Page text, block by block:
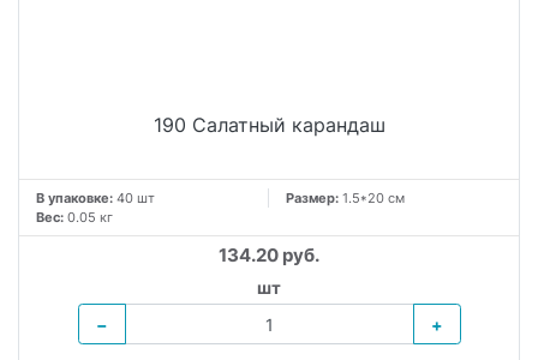
190 Салатный карандаш
В упаковке: 40 шт Размер: 1.5*20 см
Вес: 0.05 кг
134.20 руб.
шт
−
+